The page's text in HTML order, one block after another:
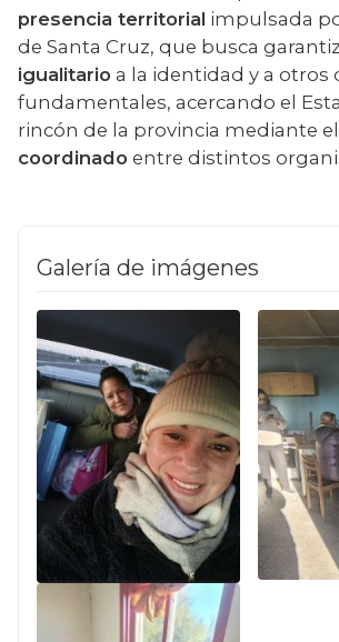
presencia territorial impulsada
de Santa Cruz, que busca
igualitario a la identidad y a otros
fundamentales, acercando el
rincón de la provincia mediante el
coordinado entre distintos
Galería de imágenes